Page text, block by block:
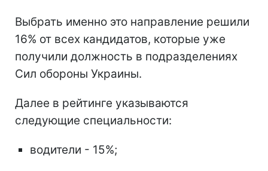
Выбрать именно это направление решили
16% от всех кандидатов, которые уже
получили должность в подразделениях
Сил обороны Украины.
Далее в рейтинге указываются
следующие специальности:
водители - 15%;